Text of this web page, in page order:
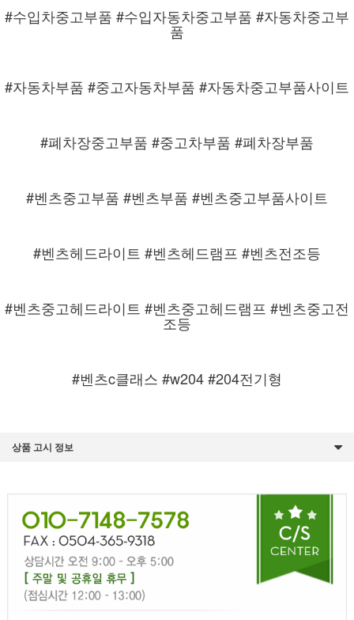
#수입차중고부품 #수입자동차중고부품 #자동차중고부
품
#자동차부품 #중고자동차부품 #자동차중고부품사이트
#폐차장중고부품 #중고차부품 #폐차장부품
#벤츠중고부품 #벤츠부품 #벤츠중고부품사이트
#벤츠헤드라이트 #벤츠헤드램프 #벤츠전조등
#벤츠중고헤드라이트 #벤츠중고헤드램프 #벤츠중고전
조등
#벤츠c클래스 #w204 #204전기형
상품 고시 정보